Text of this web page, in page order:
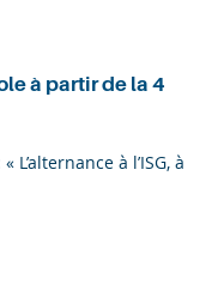
à partir de la 4
à l’ISG, à